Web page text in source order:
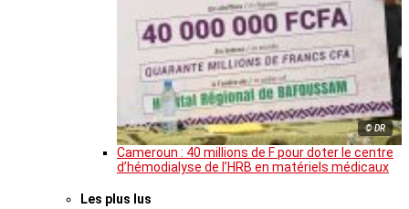
© DR
Cameroun : 40 millions de F pour doter le centre
d’hémodialyse de l’HRB en matériels médicaux
Les plus lus